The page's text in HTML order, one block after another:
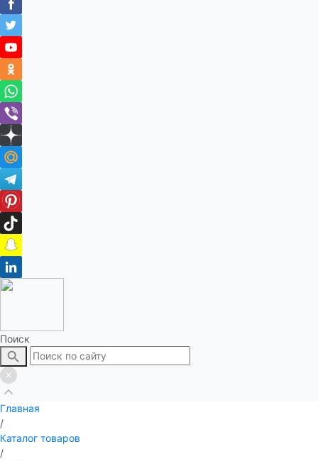
Поиск
Главная
/
Каталог товаров
/